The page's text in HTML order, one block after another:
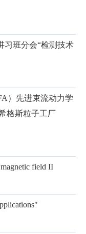
习班分会“检测技术
）先进束流动力学
格斯粒子工厂
field II